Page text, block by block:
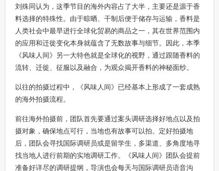
刘殊同认为，这季节目的海外内容占了大半，主要还是源于香
料选择的特殊性。由于晾晒、干制后便于储存与运输，香料是
人类社会中最早进行全球化贸易的商品之一，其在世界范围内
的应用和迁徙变化本身就蕴含了无数故事与细节。因此，本季
《风味人间》另一大特色就是全球化的视野，通过跟随香料的
流转、迁徙、征服以及融合，为观众揭开香料的神秘面纱。
以往的拍摄过程中，《风味人间》已经基本上形成了一套成熟
的海外拍摄流程。
前往海外拍摄前，团队首先要通过案头调研选择好地点以及拍
摄对象，确保地点可行，当地也有故事可以拍。定好拍摄地
后，团队会寻找国际调研员或是留学生，多渠道、多角度地寻
找当地人进行前期的实地调研工作。《风味人间》团队会提前
准备好详尽的调研提纲，导演也会每天与国际调研员语音沟